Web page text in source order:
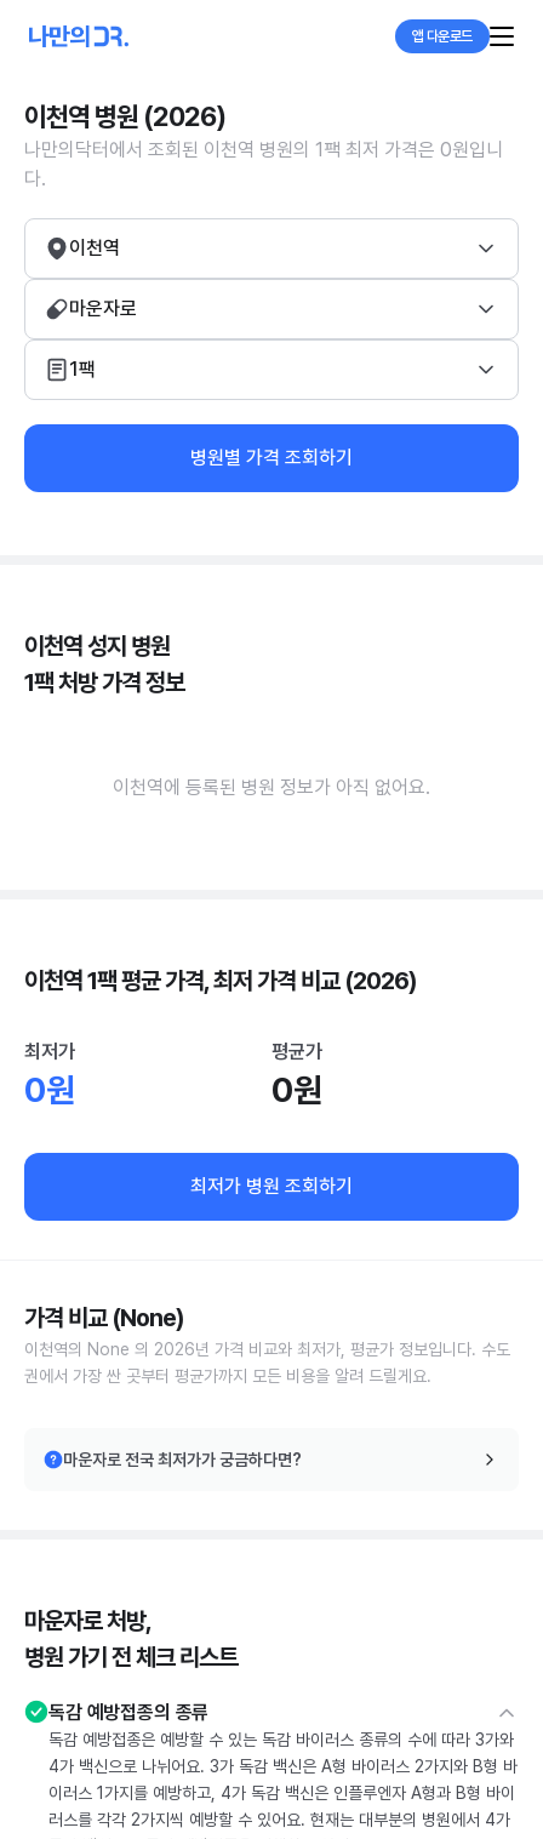
앱 다운로드
이천역 병원 (2026)
나만의닥터에서 조회된 이천역 병원의 1팩 최저 가격은 0원입니
다.
이천역
마운자로
1팩
병원별 가격 조회하기
이천역 성지 병원
1팩 처방 가격 정보
이천역에 등록된 병원 정보가 아직 없어요.
이천역 1팩 평균 가격, 최저 가격 비교 (2026)
최저가
0원
평균가
0원
최저가 병원 조회하기
가격 비교 (None)
이천역의 None 의 2026년 가격 비교와 최저가, 평균가 정보입니다. 수도
권에서 가장 싼 곳부터 평균가까지 모든 비용을 알려 드릴게요.
마운자로 전국 최저가가 궁금하다면?
마운자로 처방,
병원 가기 전 체크 리스트
독감 예방접종의 종류
독감 예방접종은 예방할 수 있는 독감 바이러스 종류의 수에 따라 3가와
4가 백신으로 나뉘어요. 3가 독감 백신은 A형 바이러스 2가지와 B형 바
이러스 1가지를 예방하고, 4가 독감 백신은 인플루엔자 A형과 B형 바이
러스를 각각 2가지씩 예방할 수 있어요. 현재는 대부분의 병원에서 4가